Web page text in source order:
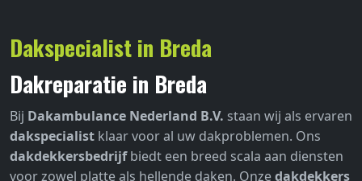
Dakspecialist in Breda
Dakreparatie in Breda
Bij Dakambulance Nederland B.V. staan wij als ervaren
dakspecialist klaar voor al uw dakproblemen. Ons
dakdekkersbedrijfbiedt een breed scala aan diensten
voor zowel platte als hellende daken. Onzedakdekkers